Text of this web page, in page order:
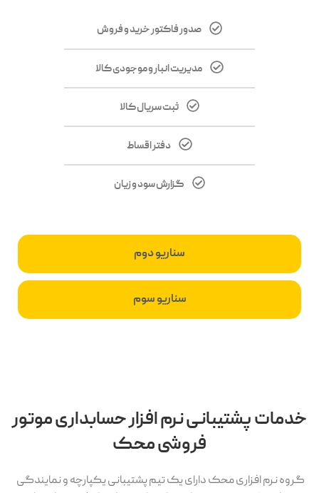
سناریو دوم
سناریو سوم
صدور فاکتور خرید و فروش
مدیریت انبار و موجودی کالا
ثبت سریال کالا
دفتر اقساط
گزارش سود و زیان
خدمات پشتیبانی نرم افزار حسابداری موتور
فروشی محک
گروه نرم افزاری محک دارای یک تیم پشتیبانی یکپارچه و نمایندگی